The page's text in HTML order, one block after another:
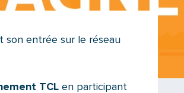
son entrée sur le réseau
TCL en participant